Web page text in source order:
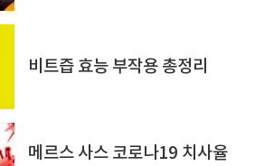
비트즙 효능 부작용 총정리
메르스 사스 코로나19 치사율